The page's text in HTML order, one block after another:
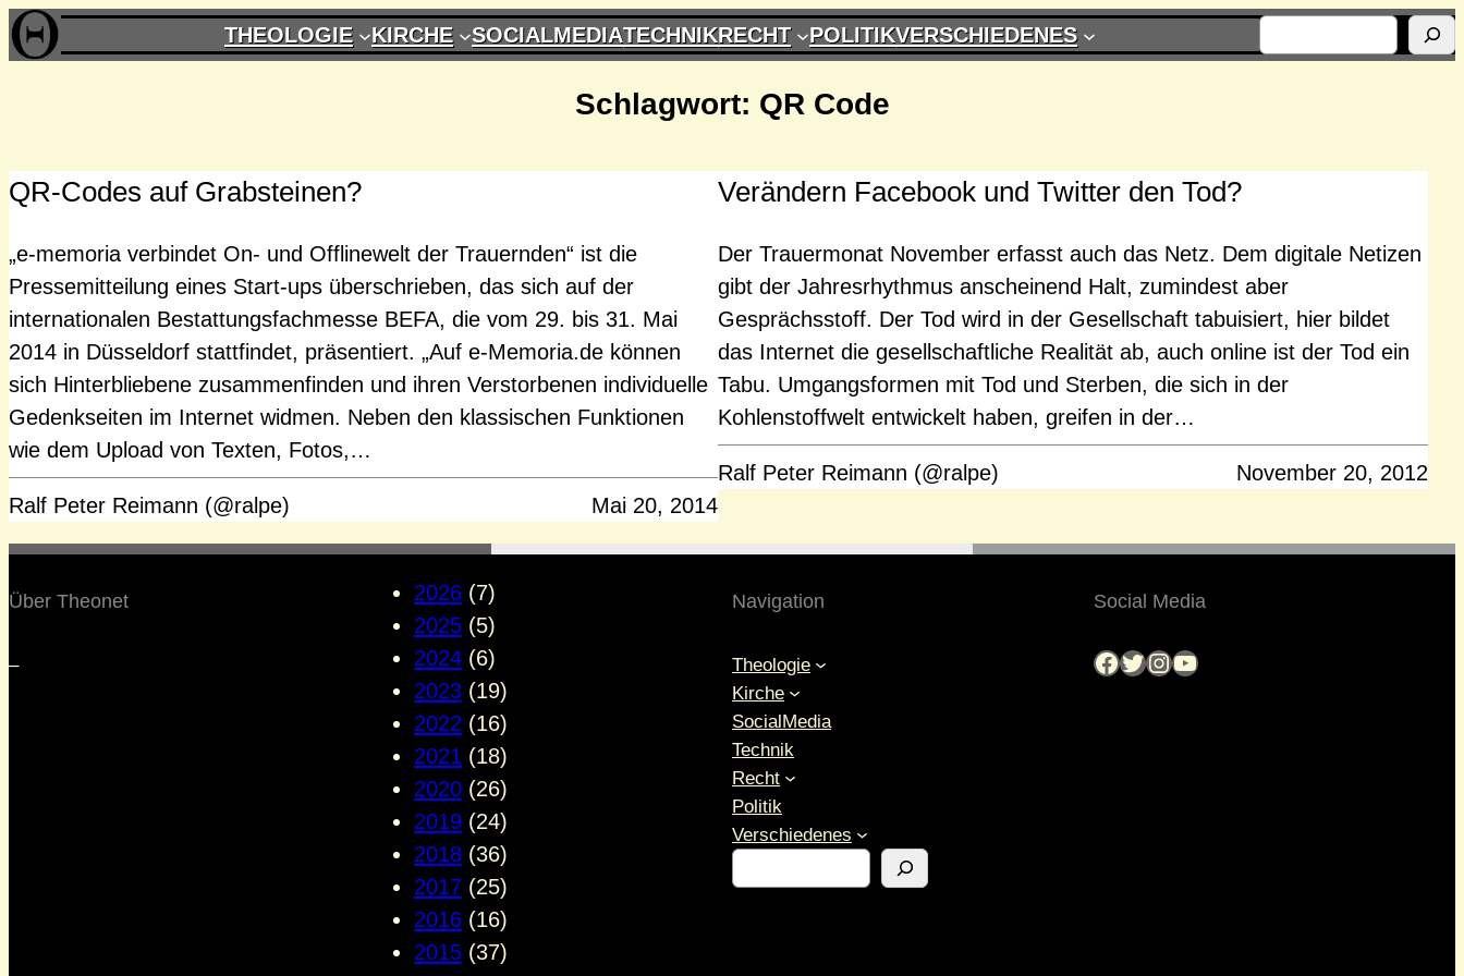
Zum
Inhalt
THEOLOGIE KIRCHE SOCIALMEDIATECHNIKRECHT POLITIKVERSCHIEDENES
Schlagwort: QR Code
QR-Codes auf Grabsteinen?
„e-memoria verbindet On- und Offlinewelt der Trauernden“ ist die
Pressemitteilung eines Start-ups überschrieben, das sich auf der
internationalen Bestattungsfachmesse BEFA, die vom 29. bis 31. Mai
2014 in Düsseldorf stattfindet, präsentiert. „Auf e-Memoria.de können
sich Hinterbliebene zusammenfinden und ihren Verstorbenen individuelle
Gedenkseiten im Internet widmen. Neben den klassischen Funktionen
wie dem Upload von Texten, Fotos,…
Ralf Peter Reimann (@ralpe) Mai 20, 2014
Verändern Facebook und Twitter den Tod?
Der Trauermonat November erfasst auch das Netz. Dem digitale Netizen
gibt der Jahresrhythmus anscheinend Halt, zumindest aber
Gesprächsstoff. Der Tod wird in der Gesellschaft tabuisiert, hier bildet
das Internet die gesellschaftliche Realität ab, auch online ist der Tod ein
Tabu. Umgangsformen mit Tod und Sterben, die sich in der
Kohlenstoffwelt entwickelt haben, greifen in der…
Ralf Peter Reimann (@ralpe) November 20, 2012
Über Theonet
–
2026 (7)
2025 (5)
2024 (6)
2023 (19)
2022 (16)
2021 (18)
2020 (26)
2019 (24)
2018 (36)
2017 (25)
2016 (16)
2015 (37)
Navigation
Theologie
Kirche
SocialMedia
Technik
Recht
Politik
Verschiedenes
S
u
Social Media
Facebook Twitter InstagramYouTube